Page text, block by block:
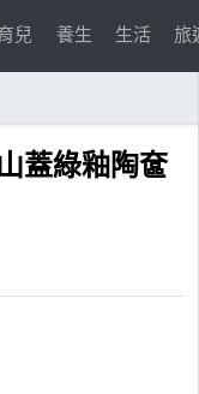
兒 養生 生活 旅
蓋綠釉陶奩